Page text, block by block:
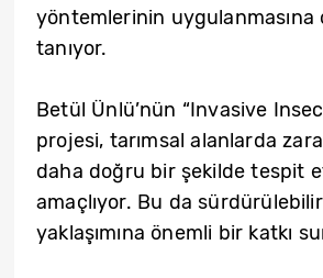
yöntemlerinin uygulanmasına
tanıyor.
Betül Ünlü’nün “Invasive
projesi, tarımsal alanlarda
daha doğru bir şekilde tespit
amaçlıyor. Bu da
yaklaşımına önemli bir katkı